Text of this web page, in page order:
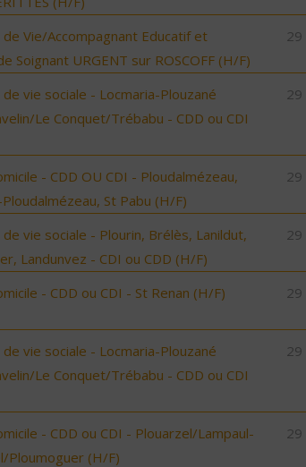
de Vie/Accompagnant Educatif et
Soignant URGENT sur ROSCOFF (H/F)
de vie sociale - Locmaria-Plouzané
Le Conquet/Trébabu - CDD ou CDI
- CDD OU CDI - Ploudalmézeau,
St Pabu (H/F)
de vie sociale - Plourin, Brélès, Lanildut,
Landunvez - CDI ou CDD (H/F)
- CDD ou CDI - St Renan (H/F)
de vie sociale - Locmaria-Plouzané
Le Conquet/Trébabu - CDD ou CDI
- CDD ou CDI - Plouarzel/Lampaul-
Ploumoguer (H/F)